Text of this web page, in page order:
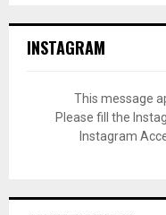
INSTAGRAM
This message
Please fill the
Instagram